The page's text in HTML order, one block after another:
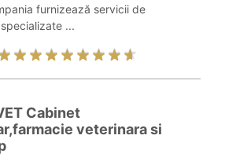
furnizează servicii de
...
Cabinet
veterinara si